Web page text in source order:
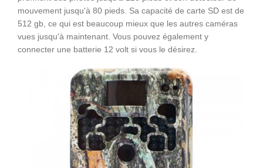
mouvement jusqu'à 80 pieds. Sa capacité de carte SD est de
512 gb, ce qui est beaucoup mieux que les autres caméras
vues jusqu'à maintenant. Vous pouvez également y
connecter une batterie 12 volt si vous le désirez.